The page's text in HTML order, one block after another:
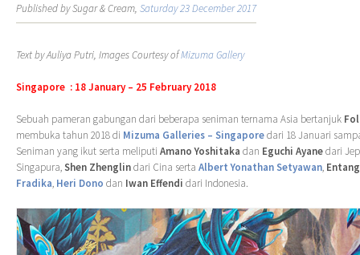
Published by Sugar & Cream, Saturday 23 December 2017
Text by Auliya Putri, Images Courtesy ofMizuma Gallery
Singapore : 18 January – 25 February 2018
Sebuah pameran gabungan dari beberapa seniman ternama Asia bertanjuk
membuka tahun 2018 di Mizuma Galleries – Singaporedari 18 Januari
Seniman yang ikut serta meliputi Amano Yoshitaka dan Eguchi Ayanedari
Singapura,Shen Zhenglindari Cina serta Albert Yonathan Setyawan,
Fradika, Heri Dono dan Iwan Effendi dari Indonesia.